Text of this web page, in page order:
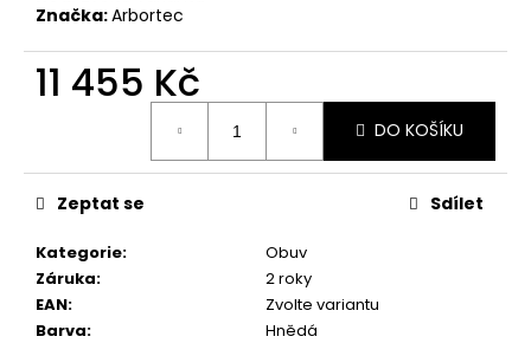
Značka:Arbortec
11 455 Kč
DO KOŠÍKU
Kategorie:
Obuv
Záruka:
2 roky
EAN:
Zvolte variantu
Barva: Hnědá
Zeptat se Sdílet